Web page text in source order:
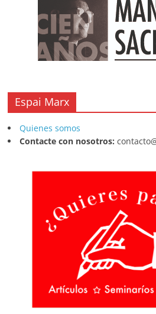
Espai Marx
Quienes somos
Contacte con nosotros: